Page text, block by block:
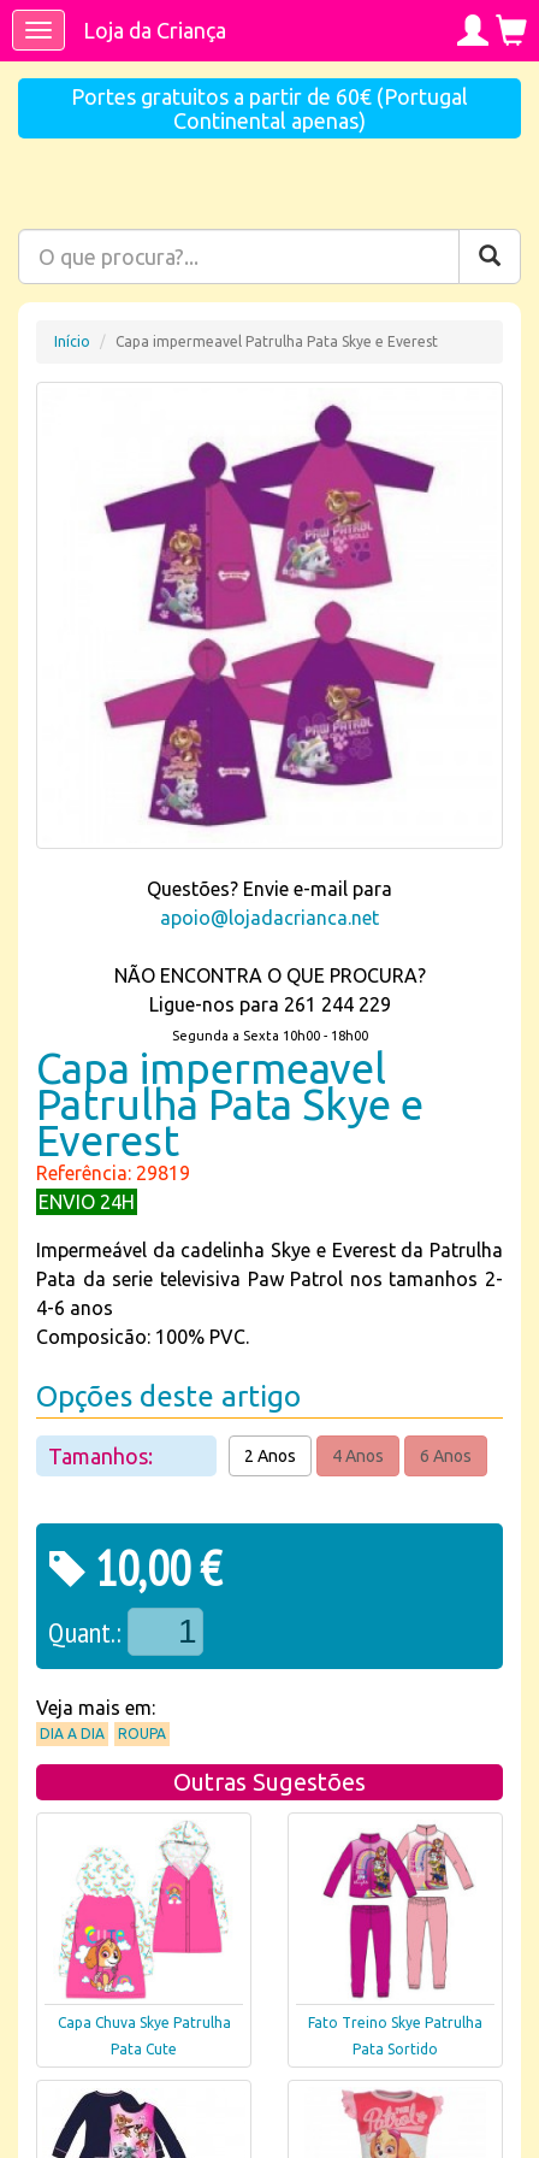
ToggleLoja da Criança
Portes gratuitos a partir de 60€ (Portugal
Continental apenas)
Início Capa impermeavel Patrulha Pata Skye e Everest
Questões? Envie e-mail para
apoio@lojadacrianca.net
NÃO ENCONTRA O QUE PROCURA?
Ligue-nos para 261 244 229
Segunda a Sexta 10h00 - 18h00
Capa impermeavel
Patrulha Pata Skye e
Everest
Referência: 29819
ENVIO 24H
Impermeável da cadelinha Skye e Everest da Patrulha
Pata da serie televisiva Paw Patrol nos tamanhos 2-
4-6 anos
Composicão: 100% PVC.
Opções deste artigo
Tamanhos: 2 Anos 4 Anos 6 Anos
10,00 €
Quant.:
Veja mais em:
DIA A DIA ROUPA
Outras Sugestões
Capa Chuva Skye Patrulha
Pata Cute
Fato Treino Skye Patrulha
Pata Sortido